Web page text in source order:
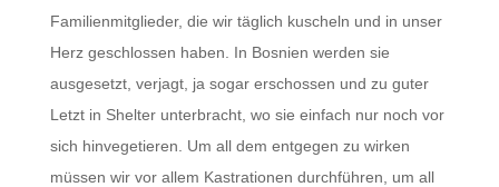
Familienmitglieder, die wir täglich kuscheln und in unser
Herz geschlossen haben. In Bosnien werden sie
ausgesetzt, verjagt, ja sogar erschossen und zu guter
Letzt in Shelter unterbracht, wo sie einfach nur noch vor
sich hinvegetieren. Um all dem entgegen zu wirken
müssen wir vor allem Kastrationen durchführen, um all